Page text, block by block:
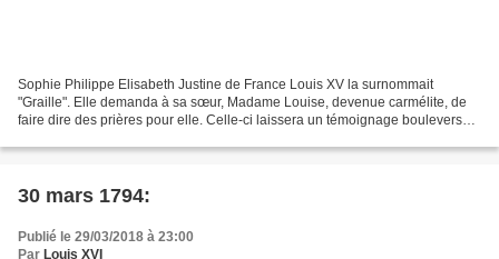
Sophie Philippe Elisabeth Justine de France Louis XV la surnommait
"Graille". Elle demanda à sa sœur, Madame Louise, devenue carmélite, de
faire dire des prières pour elle. Celle-ci laissera un témoignage bouleversant
30 mars 1794:
Publié le 29/03/2018 à 23:00
Par Louis XVI